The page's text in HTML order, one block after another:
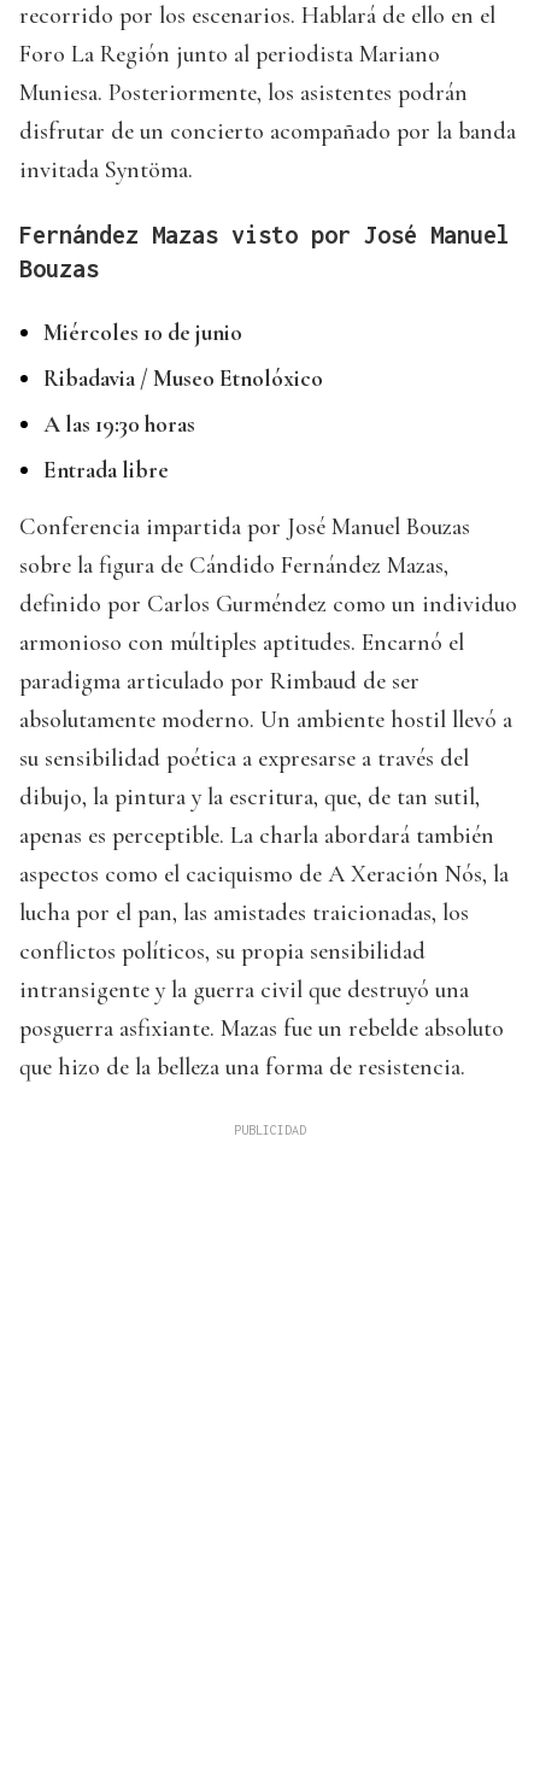
recorrido por los escenarios. Hablará de ello en el
Foro La Región junto al periodista Mariano
Muniesa. Posteriormente, los asistentes podrán
disfrutar de un concierto acompañado por la banda
invitada Syntöma.
Fernández Mazas visto por José Manuel
Bouzas
Miércoles 10 de junio
Ribadavia / Museo Etnolóxico
A las 19:30 horas
Entrada libre
Conferencia impartida por José Manuel Bouzas
sobre la figura de Cándido Fernández Mazas,
definido por Carlos Gurméndez como un individuo
armonioso con múltiples aptitudes. Encarnó el
paradigma articulado por Rimbaud de ser
absolutamente moderno. Un ambiente hostil llevó a
su sensibilidad poética a expresarse a través del
dibujo, la pintura y la escritura, que, de tan sutil,
apenas es perceptible. La charla abordará también
aspectos como el caciquismo de A Xeración Nós, la
lucha por el pan, las amistades traicionadas, los
conflictos políticos, su propia sensibilidad
intransigente y la guerra civil que destruyó una
posguerra asfixiante. Mazas fue un rebelde absoluto
que hizo de la belleza una forma de resistencia.